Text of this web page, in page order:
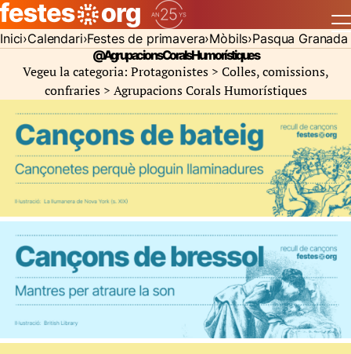
Inici Calendari Festes de primavera Mòbils Pasqua Granada
@Agrupacions Corals Humorístiques
Vegeu la categoria: Protagonistes > Colles, comissions,
confraries > Agrupacions Corals Humorístiques